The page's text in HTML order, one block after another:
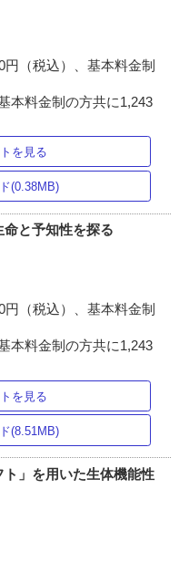
（税込）、基本料金制
本料金制の方共に1,243
を見る
(0.38MB)
と予知性を探る
（税込）、基本料金制
本料金制の方共に1,243
を見る
(8.51MB)
」を用いた生体機能性